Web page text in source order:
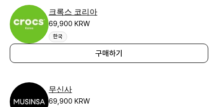
크록스 코리아
69,900 KRW
한국
구매하기
무신사
69,900 KRW